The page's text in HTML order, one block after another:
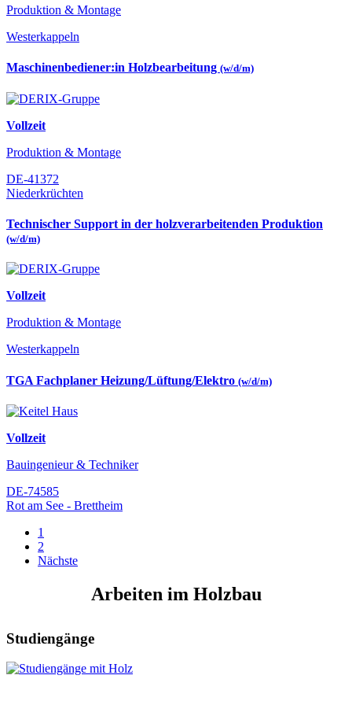
Produktion & Montage
Westerkappeln
Maschinenbediener:in Holzbearbeitung (w/d/m)
Vollzeit
Produktion & Montage
DE-41372
Niederkrüchten
Technischer Support in der holzverarbeitenden Produktion
(w/d/m)
Vollzeit
Produktion & Montage
Westerkappeln
TGA Fachplaner Heizung/Lüftung/Elektro (w/d/m)
Vollzeit
Bauingenieur & Techniker
DE-74585
Rot am See - Brettheim
1
2
Nächste
Arbeiten im Holzbau
Studiengänge